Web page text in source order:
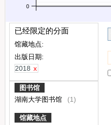
0
已经限定的分面
馆藏地点:
出版日期:
2018 x
图书馆
湖南大学图书馆
(1)
馆藏地点